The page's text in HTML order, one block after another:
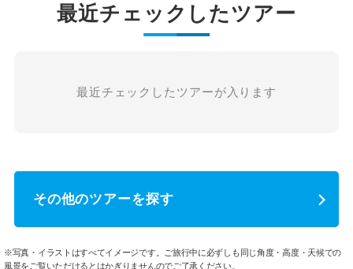
最近チェックしたツアー
最近チェックしたツアーが入ります
その他のツアーを探す
※写真・イラストはすべてイメージです。ご旅行中に必ずしも同じ角度・高度・天候での
風景をご覧いただけるとはかぎりませんのでご了承ください。